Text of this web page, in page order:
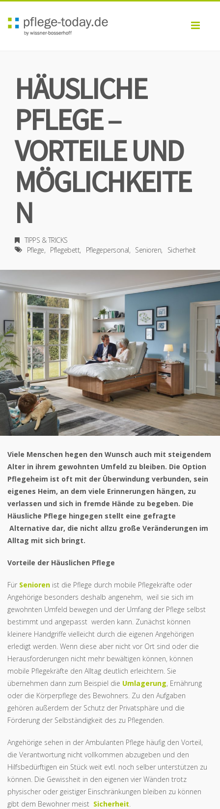
HÄUSLICHE
PFLEGE –
VORTEILE UND
MÖGLICHKEITE
N
TIPPS & TRICKS
Pflege
Pflegebett Pflegepersonal Senioren Sicherheit
Viele Menschen hegen den Wunsch auch mit steigendem
Alter in ihrem gewohnten Umfeld zu bleiben. Die Option
Pflegeheim ist oft mit der Überwindung verbunden, sein
eigenes Heim, an dem viele Erinnerungen hängen, zu
verlassen und sich in fremde Hände zu begeben. Die
Häusliche Pflege hingegen stellt eine gefragte
Alternative dar, die nicht allzu große Veränderungen im
Alltag mit sich bringt.
Vorteile der Häuslichen Pflege
Für Senioren ist die Pflege durch mobile Pflegekräfte oder
Angehörige besonders deshalb angenehm, weil sie sich im
gewohnten Umfeld bewegen und der Umfang der Pflege selbst
bestimmt und angepasst werden kann. Zunächst können
kleinere Handgriffe vielleicht durch die eigenen Angehörigen
erledigt werden. Wenn diese aber nicht vor Ort sind oder die
Herausforderungen nicht mehr bewältigen können, können
mobile Pflegekräfte den Alltag deutlich erleichtern. Sie
übernehmen dann zum Beispiel die Umlagerung, Ernährung
oder die Körperpflege des Bewohners. Zu den Aufgaben
gehören außerdem der Schutz der Privatsphäre und die
Förderung der Selbständigkeit des zu Pflegenden.
Angehörige sehen in der Ambulanten Pflege häufig den Vorteil,
die Verantwortung nicht vollkommen abzugeben und den
Hilfsbedürftigen ein Stück weit evtl. noch selber unterstützen zu
können. Die Gewissheit in den eigenen vier Wänden trotz
physischer oder geistiger Einschränkungen bleiben zu können
gibt dem Bewohner meist Sicherheit